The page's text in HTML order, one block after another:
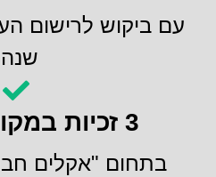
עם ביקוש לרישום
3 זכיות במקום הראשון
בתחום "אקלים